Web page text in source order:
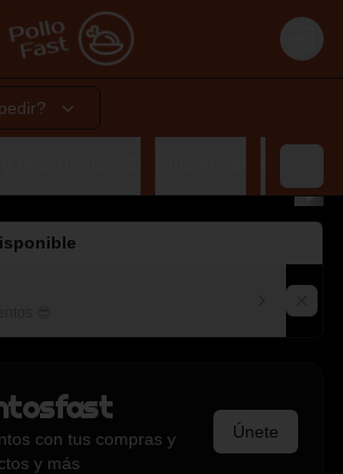
Login
con tus compras y
y más
Únete